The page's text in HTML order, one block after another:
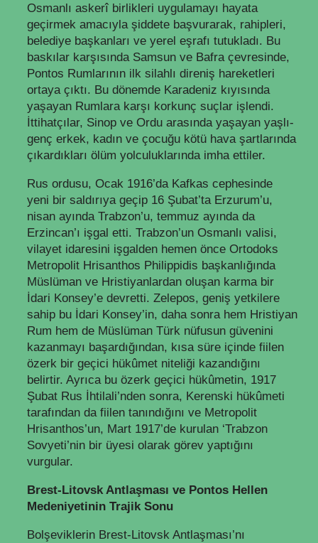
Osmanlı askerî birlikleri uygulamayı hayata
geçirmek amacıyla şiddete başvurarak, rahipleri,
belediye başkanları ve yerel eşrafı tutukladı. Bu
baskılar karşısında Samsun ve Bafra çevresinde,
Pontos Rumlarının ilk silahlı direniş hareketleri
ortaya çıktı. Bu dönemde Karadeniz kıyısında
yaşayan Rumlara karşı korkunç suçlar işlendi.
İttihatçılar, Sinop ve Ordu arasında yaşayan yaşlı-
genç erkek, kadın ve çocuğu kötü hava şartlarında
çıkardıkları ölüm yolculuklarında imha ettiler.
Rus ordusu, Ocak 1916’da Kafkas cephesinde
yeni bir saldırıya geçip 16 Şubat’ta Erzurum’u,
nisan ayında Trabzon’u, temmuz ayında da
Erzincan’ı işgal etti. Trabzon’un Osmanlı valisi,
vilayet idaresini işgalden hemen önce Ortodoks
Metropolit Hrisanthos Philippidis başkanlığında
Müslüman ve Hristiyanlardan oluşan karma bir
İdari Konsey’e devretti. Zelepos, geniş yetkilere
sahip bu İdari Konsey’in, daha sonra hem Hristiyan
Rum hem de Müslüman Türk nüfusun güvenini
kazanmayı başardığından, kısa süre içinde fiilen
özerk bir geçici hükûmet niteliği kazandığını
belirtir. Ayrıca bu özerk geçici hükûmetin, 1917
Şubat Rus İhtilali’nden sonra, Kerenski hükûmeti
tarafından da fiilen tanındığını ve Metropolit
Hrisanthos’un, Mart 1917’de kurulan ‘Trabzon
Sovyeti’nin bir üyesi olarak görev yaptığını
vurgular.
Brest-Litovsk Antlaşması ve Pontos Hellen
Medeniyetinin Trajik Sonu
Bolşeviklerin Brest-Litovsk Antlaşması’nı